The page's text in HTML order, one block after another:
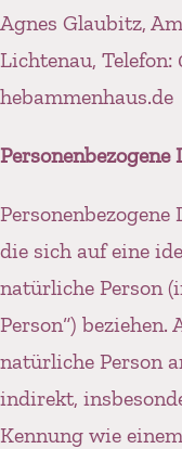
Agnes Glaubitz,
Lichtenau,
hebammenhaus.de
Personenbezogene
die sich auf eine
natürliche Person
Person“)
natürliche Person
indirekt,
Kennung wie